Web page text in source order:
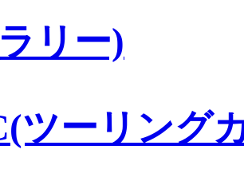
リー)
ツーリング